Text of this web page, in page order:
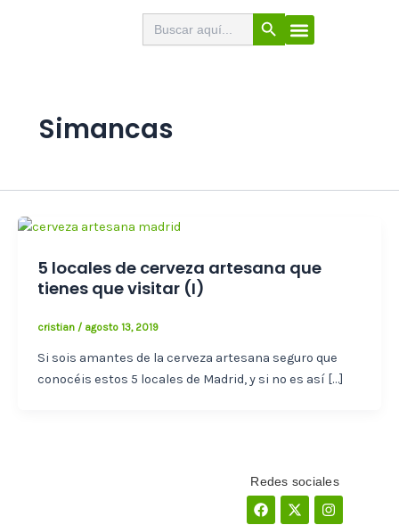
Menú
Buscar: Botón de búsqueda
Simancas
5 locales de cerveza artesana que
tienes que visitar (I)
cristian / agosto 13, 2019
Si sois amantes de la cerveza artesana seguro que
conocéis estos 5 locales de Madrid, y si no es así […]
Redes sociales
Facebook
X-
twitter
Instagram